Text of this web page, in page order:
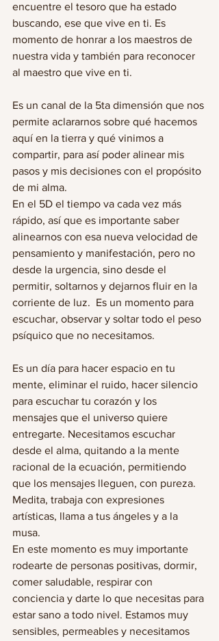
encuentre el tesoro que ha estado
buscando, ese que vive en ti. Es
momento de honrar a los maestros de
nuestra vida y también para reconocer
al maestro que vive en ti.
Es un canal de la 5ta dimensión que nos
permite aclararnos sobre qué hacemos
aquí en la tierra y qué vinimos a
compartir, para así poder alinear mis
pasos y mis decisiones con el propósito
de mi alma.
En el 5D el tiempo va cada vez más
rápido, así que es importante saber
alinearnos con esa nueva velocidad de
pensamiento y manifestación, pero no
desde la urgencia, sino desde el
permitir, soltarnos y dejarnos fluir en la
corriente de luz.  Es un momento para
escuchar, observar y soltar todo el peso
psíquico que no necesitamos.
Es un día para hacer espacio en tu
mente, eliminar el ruido, hacer silencio
para escuchar tu corazón y los
mensajes que el universo quiere
entregarte. Necesitamos escuchar
desde el alma, quitando a la mente
racional de la ecuación, permitiendo
que los mensajes lleguen, con pureza.
Medita, trabaja con expresiones
artísticas, llama a tus ángeles y a la
musa.
En este momento es muy importante
rodearte de personas positivas, dormir,
comer saludable, respirar con
conciencia y darte lo que necesitas para
estar sano a todo nivel. Estamos muy
sensibles, permeables y necesitamos